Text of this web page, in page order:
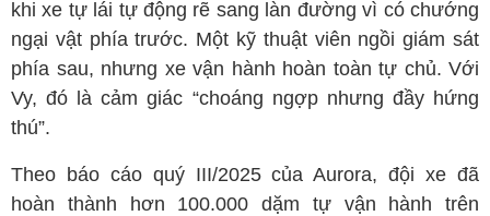
khi xe tự lái tự động rẽ sang làn đường vì có chướng
ngại vật phía trước. Một kỹ thuật viên ngồi giám sát
phía sau, nhưng xe vận hành hoàn toàn tự chủ. Với
Vy, đó là cảm giác “choáng ngợp nhưng đầy hứng
thú”.
Theo báo cáo quý III/2025 của Aurora, đội xe đã
hoàn thành hơn 100.000 dặm tự vận hành trên